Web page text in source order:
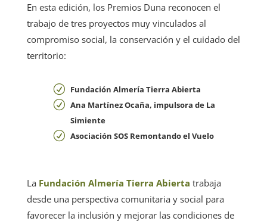
En esta edición, los Premios Duna reconocen el
trabajo de tres proyectos muy vinculados al
compromiso social, la conservación y el cuidado del
territorio:
Fundación Almería Tierra Abierta
Ana Martínez Ocaña, impulsora de La
Simiente
Asociación SOS Remontando el Vuelo
La Fundación Almería Tierra Abierta trabaja
desde una perspectiva comunitaria y social para
favorecer la inclusión y mejorar las condiciones de